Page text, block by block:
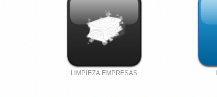
LIMPIEZA EMPRESAS